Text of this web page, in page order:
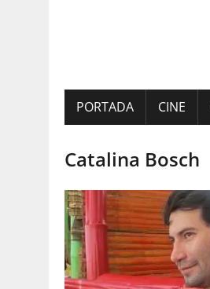
PORTADA CINE
Catalina Bosch